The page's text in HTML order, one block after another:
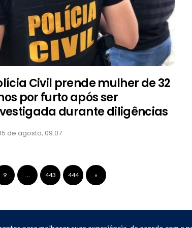
Civil prende mulher de 32
por furto após ser
durante diligências
de agosto, 09:07
9 … 443 444 »